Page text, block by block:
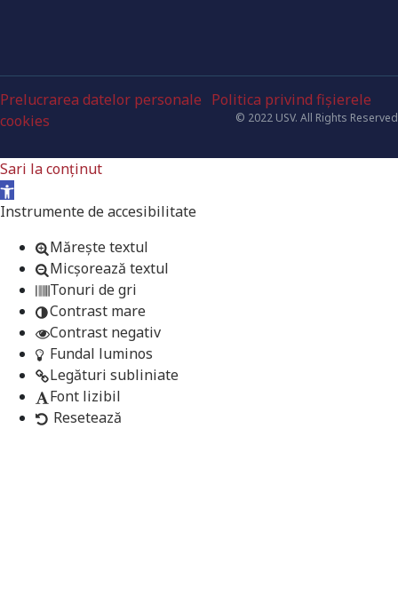
Prelucrarea datelor personale Politica privind fișierele
cookies
© 2022 USV. All Rights Reserved
Sari la conținut
Deschide bara de unelte
Instrumente de accesibilitate
Mărește textul
Micșorează textul
Tonuri de gri
Contrast mare
Contrast negativ
Fundal luminos
Legături subliniate
Font lizibil
Resetează